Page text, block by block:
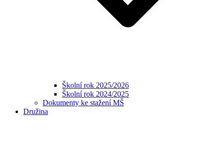
Školní rok 2025/2026
Školní rok 2024/2025
Dokumenty ke stažení MŠ
Družina